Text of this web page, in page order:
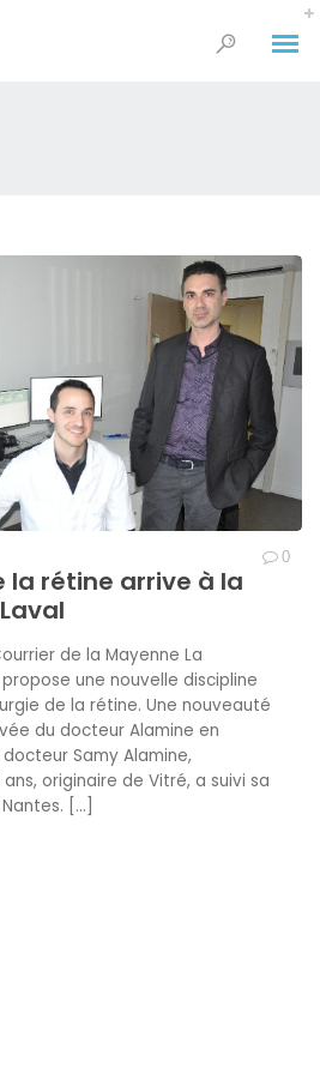
la rétine arrive à la
0
de la Mayenne La
une nouvelle discipline
de la rétine. Une nouveauté
du docteur Alamine en
Samy Alamine,
originaire de Vitré, a suivi sa
[…]